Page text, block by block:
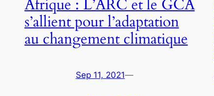
Afrique : L’ARC et le GCA
s’allient pour l’adaptation
au changement climatique
Sep 11, 2021—